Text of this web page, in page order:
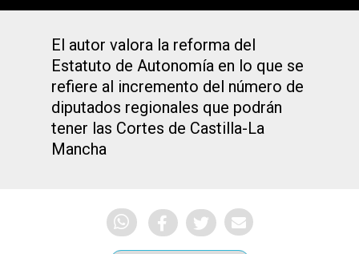
El autor valora la reforma del
Estatuto de Autonomía en lo que se
refiere al incremento del número de
diputados regionales que podrán
tener las Cortes de Castilla-La
Mancha